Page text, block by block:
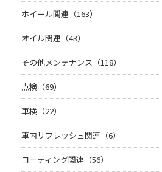
ホイール関連（163）
オイル関連（43）
その他メンテナンス（118）
点検（69）
車検（22）
車内リフレッシュ関連（6）
コーティング関連（56）